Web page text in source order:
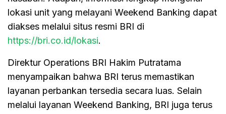
lokasi unit yang melayani Weekend Banking dapat
diakses melalui situs resmi BRI di
https://bri.co.id/lokasi.
Direktur Operations BRI Hakim Putratama
menyampaikan bahwa BRI terus memastikan
layanan perbankan tersedia secara luas. Selain
melalui layanan Weekend Banking, BRI juga terus